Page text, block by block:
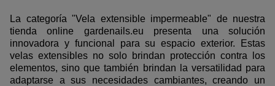
La categoría "Vela extensible impermeable" de nuestra
tienda online gardenails.eu presenta una solución
innovadora y funcional para su espacio exterior. Estas
velas extensibles no solo brindan protección contra los
elementos, sino que también brindan la versatilidad para
adaptarse a sus necesidades cambiantes, creando un